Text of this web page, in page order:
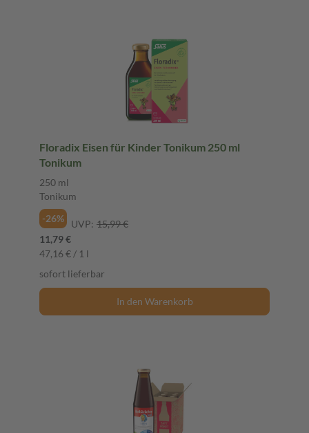
Floradix Eisen für Kinder Tonikum 250 ml
Tonikum
250 ml
Tonikum
-26%
UVP: 15,99 €
11,79 €
47,16 € / 1 l
sofort lieferbar
In den Warenkorb